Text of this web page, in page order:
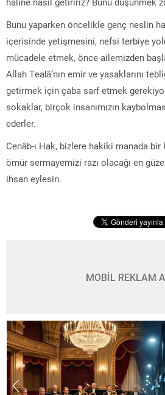
Bunu yaparken öncelikle genç neslin
içerisinde yetişmesini, nefsi terbiye
mücadele etmek, önce ailemizden
Allah Tealâ’nın emir ve yasaklarını
getirmek için çaba sarf etmek
sokaklar, birçok insanımızın
ederler.
Cenâb-ı Hak, bizlere hakiki manada bir
ömür sermayemizi razı olacağı en
ihsan eylesin.
MOBİL REKLAM